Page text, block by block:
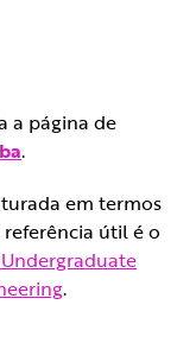
a página de
.
em termos
útil é o
.